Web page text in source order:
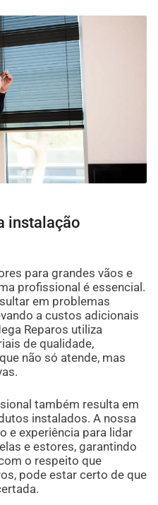
instalação
para grandes vãos e
profissional é essencial.
em problemas
a custos adicionais
Reparos utiliza
de qualidade,
não só atende, mas
também resulta em
instalados. A nossa
e experiência para lidar
e estores, garantindo
o respeito que
pode estar certo de que